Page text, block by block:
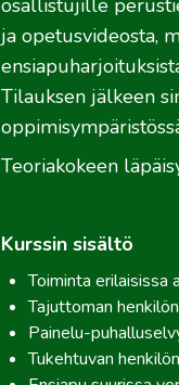
osallistujille
ja opetusvideosta,
Tilauksen jälkeen
Teoriakokeen
Kurssin sisältö
Toiminta
Tajuttoman
Painelu-
Tukehtuvan